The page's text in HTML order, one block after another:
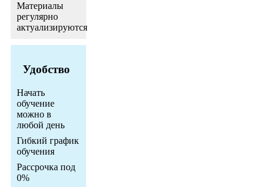
Материалы
регулярно
актуализируются
Удобство
Начать
обучение
можно в
любой день
Гибкий график
обучения
Рассрочка под
0%